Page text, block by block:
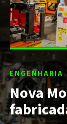
ENGENHARIA
Nova